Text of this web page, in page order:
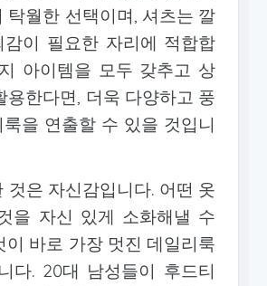
탁월한 선택이며, 셔츠는 깔
감이 필요한 자리에 적합합
아이템을 모두 갖추고 상
용한다면, 더욱 다양하고 풍
을 연출할 수 있을 것입니
것은 자신감입니다. 어떤 옷
을 자신 있게 소화해낼 수
이 바로 가장 멋진 데일리룩
다. 20대 남성들이 후드티